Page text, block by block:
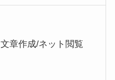
文章作成/ネット閲覧